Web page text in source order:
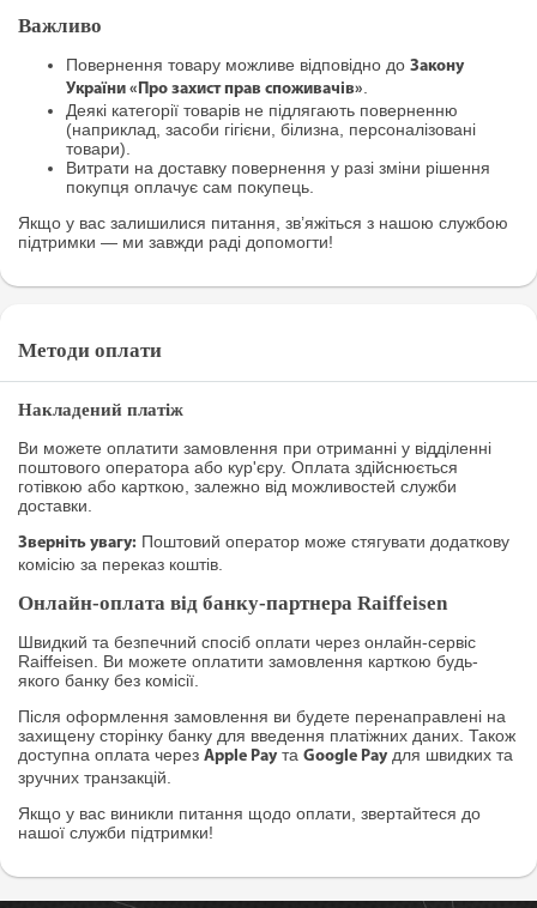
Важливо
Повернення товару можливе відповідно до Закону
України «Про захист прав споживачів».
Деякі категорії товарів не підлягають поверненню
(наприклад, засоби гігієни, білизна, персоналізовані
товари).
Витрати на доставку повернення у разі зміни рішення
покупця оплачує сам покупець.
Якщо у вас залишилися питання, зв’яжіться з нашою службою
підтримки — ми завжди раді допомогти!
Методи оплати
Накладений платіж
Ви можете оплатити замовлення при отриманні у відділенні
поштового оператора або кур'єру. Оплата здійснюється
готівкою або карткою, залежно від можливостей служби
доставки.
Зверніть увагу: Поштовий оператор може стягувати додаткову
комісію за переказ коштів.
Онлайн-оплата від банку-партнера Raiffeisen
Швидкий та безпечний спосіб оплати через онлайн-сервіс
Raiffeisen. Ви можете оплатити замовлення карткою будь-
якого банку без комісії.
Після оформлення замовлення ви будете перенаправлені на
захищену сторінку банку для введення платіжних даних. Також
доступна оплата через Apple Pay та Google Pay для швидких та
зручних транзакцій.
Якщо у вас виникли питання щодо оплати, звертайтеся до
нашої служби підтримки!